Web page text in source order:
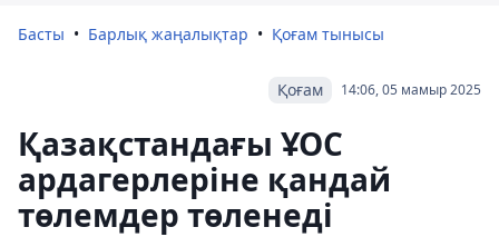
Басты Барлық жаңалықтар Қоғам тынысы
14:06, 05 мамыр 2025
Қоғам
Қазақстандағы ҰОС
ардагерлеріне қандай
төлемдер төленеді